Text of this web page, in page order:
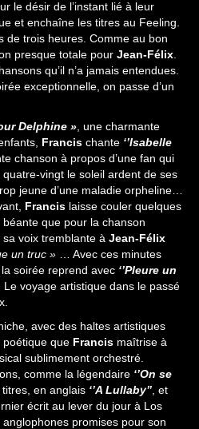
le désir de l’instant lié à leur
et enchaîne les titres au Feeling.
de trois heures. Comme au bon
presque totale pour Jean-Félix
qu’il n’a jamais entendues.
exceptionnelle, on passe d’un
Delphine » , une charmante
Francis chante ‘’Isabelle
chanson à propos d’une fan qui
vingt le soleil ardent de ses
jeune d’une maladie orpheline…
Francis laisse couler quelques
béante que pour la chanson
sa voix tremblante à Jean-Félix
un truc » … Avec ces minutes
soirée reprend avec ‘’Pleure un
Le voyage artistique dans le passé
avec des haltes artistiques
poétique que Francis maîtrise à
sublimement orchestré.
comme la légendaire ‘’On se
titres, en anglais ‘’A Lullaby’’ , et
écrit au lever du jour à Los
promises pour son